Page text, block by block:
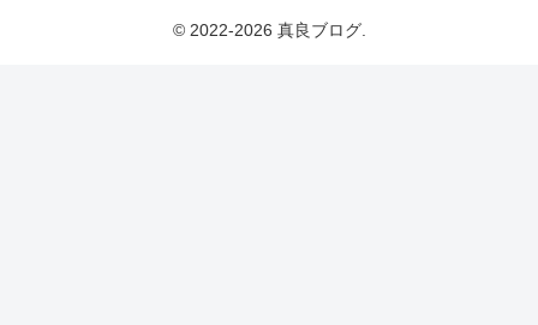
© 2022-2026 真良ブログ.